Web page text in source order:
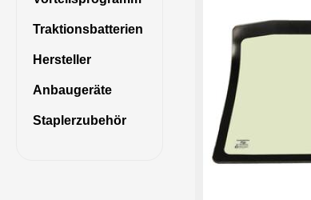
Traktionsbatterien
Hersteller
Anbaugeräte
Staplerzubehör